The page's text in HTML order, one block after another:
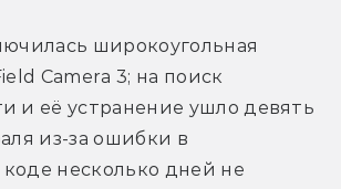
широкоугольная
Camera 3; на поиск
и её устранение ушло девять
из-за ошибки в
несколько дней не